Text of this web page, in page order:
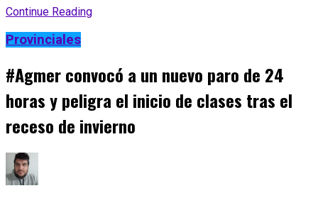
Continue Reading
Provinciales
#Agmer convocó a un nuevo paro de 24
horas y peligra el inicio de clases tras el
receso de invierno